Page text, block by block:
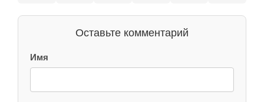
Оставьте комментарий
Имя